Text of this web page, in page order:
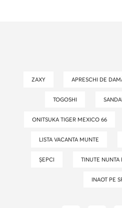
ZAXY APRESCHI DE
TOGOSHI
ONITSUKA TIGER MEXICO 66
LISTA VACANTA MUNTE
ȘEPCI TINUTE NUNTA
INAOT PE